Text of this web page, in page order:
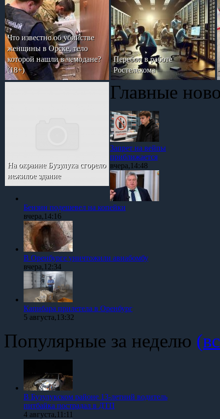
Что известно об убийстве
женщины в Орске, тело
которой нашли в чемодане?
(18+)
Перебои в работе
Ростелекома
На окраине Бузулука сгорело
нежилое здание
Главные
Запрет на вейпы
приближается
вчера,14:48
Бензин подешевел на копейки
вчера,14:16
В Оренбурге уничтожили авиабомбу
вчера,12:34
Капибара прилетела в Оренбург
5 августа,13:32
Популярные за неделю
В Бузулукском районе 13-летний водитель
питбайка пострадал в ДТП
4 августа,11:11